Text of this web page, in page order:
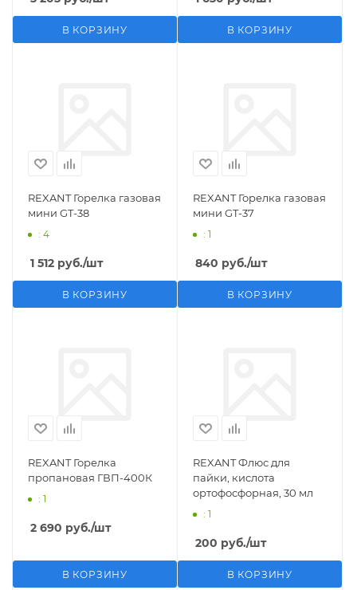
В КОРЗИНУ В КОРЗИНУ
REXANT Горелка газовая
мини GT-38
: 4
1 512 руб./шт
В КОРЗИНУ
REXANT Горелка газовая
мини GT-37
: 1
840 руб./шт
В КОРЗИНУ
REXANT Горелка
пропановая ГВП-400К
: 1
2 690 руб./шт
В КОРЗИНУ
REXANT Флюс для
пайки, кислота
ортофосфорная, 30 мл
: 1
200 руб./шт
В КОРЗИНУ